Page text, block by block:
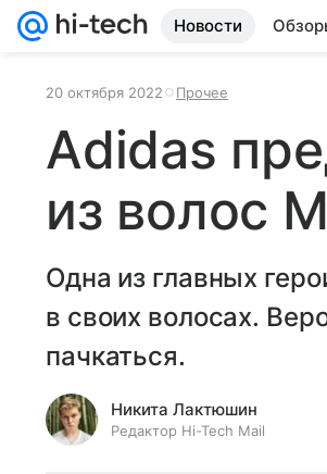
Новости
20 октября 2022 Прочее
Adidas
из волос
Одна из главных
в своих волосах.
пачкаться.
Никита Лактюшин
Редактор Hi-Tech Mail